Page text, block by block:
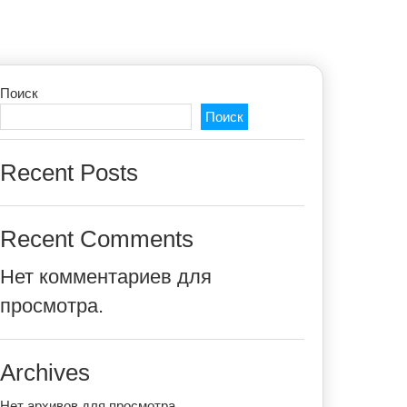
Поиск
Поиск
Recent Posts
Recent Comments
Нет комментариев для
просмотра.
Archives